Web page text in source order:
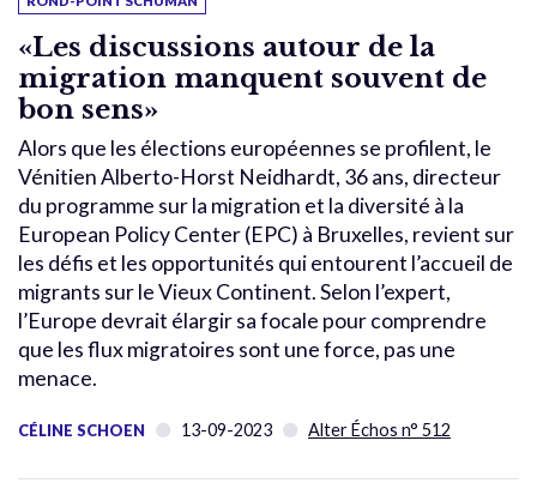
«Les discussions autour de la
migration manquent souvent de
bon sens»
Alors que les élections européennes se profilent, le
Vénitien Alberto-Horst Neidhardt, 36 ans, directeur
du programme sur la migration et la diversité à la
European Policy Center (EPC) à Bruxelles, revient sur
les défis et les opportunités qui entourent l’accueil de
migrants sur le Vieux Continent. Selon l’expert,
l’Europe devrait élargir sa focale pour comprendre
que les flux migratoires sont une force, pas une
menace.
CÉLINE SCHOEN 13-09-2023 Alter Échos n° 512